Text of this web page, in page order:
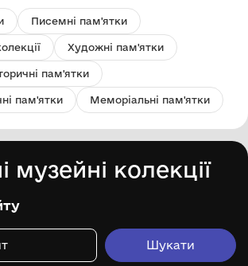
Писемні пам'ятки
Художні пам'ятки
пам'ятки
пам'ятки Меморіальні пам'ятки
музейні колекції